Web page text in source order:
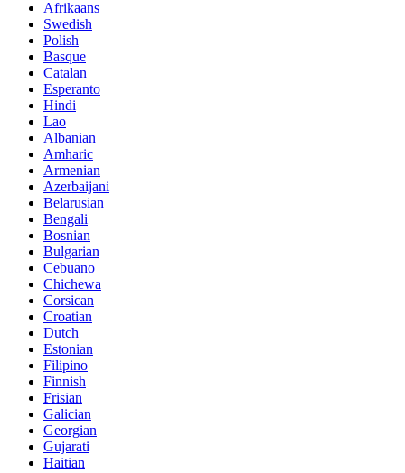
Afrikaans
Swedish
Polish
Basque
Catalan
Esperanto
Hindi
Lao
Albanian
Amharic
Armenian
Azerbaijani
Belarusian
Bengali
Bosnian
Bulgarian
Cebuano
Chichewa
Corsican
Croatian
Dutch
Estonian
Filipino
Finnish
Frisian
Galician
Georgian
Gujarati
Haitian